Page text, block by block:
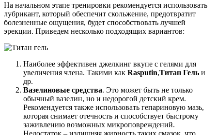
На начальном этапе тренировки рекомендуется использовать
лубрикант, который обеспечит скольжение, предотвратит
болезненные ощущения, будет способствовать лучшей
эрекции. Приведем несколько подходящих вариантов:
Наиболее эффективен джелкинг вкупе с гелями для
увеличения члена. Такими как Rasputin,Титан Гель и
др.
Вазелиновые средства. Это может быть не только
обычный вазелин, но и недорогой детский крем.
Рекомендуется также использовать гепариновую мазь,
которая снимает отечность и способствует быстрому
заживлению возможных микроповреждений.
Недостаток – излишняя жирность таких смазок, что